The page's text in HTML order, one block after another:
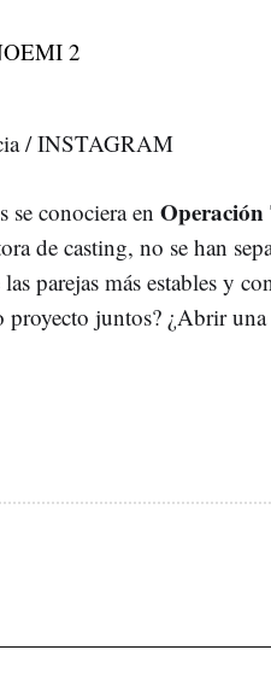
/ INSTAGRAM
se conociera en
de casting, no se han
parejas más estables y
juntos? ¿Abrir una